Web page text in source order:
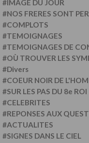
#IMAGE DU JOUR
#NOS FRERES SONT
#COMPLOTS
#TEMOIGNAGES
#TEMOIGNAGES DE
#OÙ TROUVER LES
#Divers
#COEUR NOIR DE
#SUR LES PAS DU 8e ROI
#CELEBRITES
#REPONSES AUX
#ACTUALITES
#SIGNES DANS LE CIEL